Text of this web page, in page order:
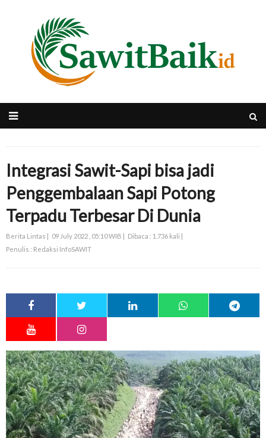
Integrasi Sawit-Sapi bisa jadi
Penggembalaan Sapi Potong
Terpadu Terbesar Di Dunia
Berita Lintas | 09 July 2022 , 05:10 WIB | Dibaca : 1.736 kali |
Penulis : Redaksi InfoSAWIT